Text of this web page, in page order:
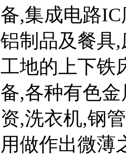
备,集成电路
铝制品及餐具
工地的上下铁
备,各种有色
资,洗衣机,钢
用做作出微薄